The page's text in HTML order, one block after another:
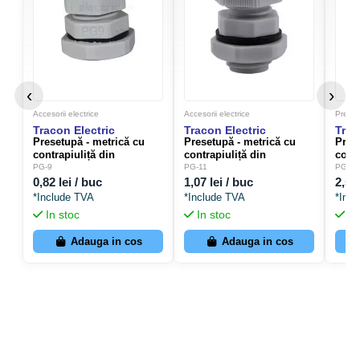
‹
Accesorii electrice
Tracon Electric
Presetupă - metrică cu
contrapiuliță din
polietilenă filet PG-9 -
Tracon Electric PG-9
PG-9
0,82 lei / buc
*Include TVA
In stoc
Adauga in cos
Accesorii electrice
Tracon Electric
Presetupă - metrică cu
contrapiuliță din
polietilenă filet PG-11 -
Tracon Electric PG-11
PG-11
1,07 lei / buc
*Include TVA
In stoc
Adauga in cos
PG-21
In
›